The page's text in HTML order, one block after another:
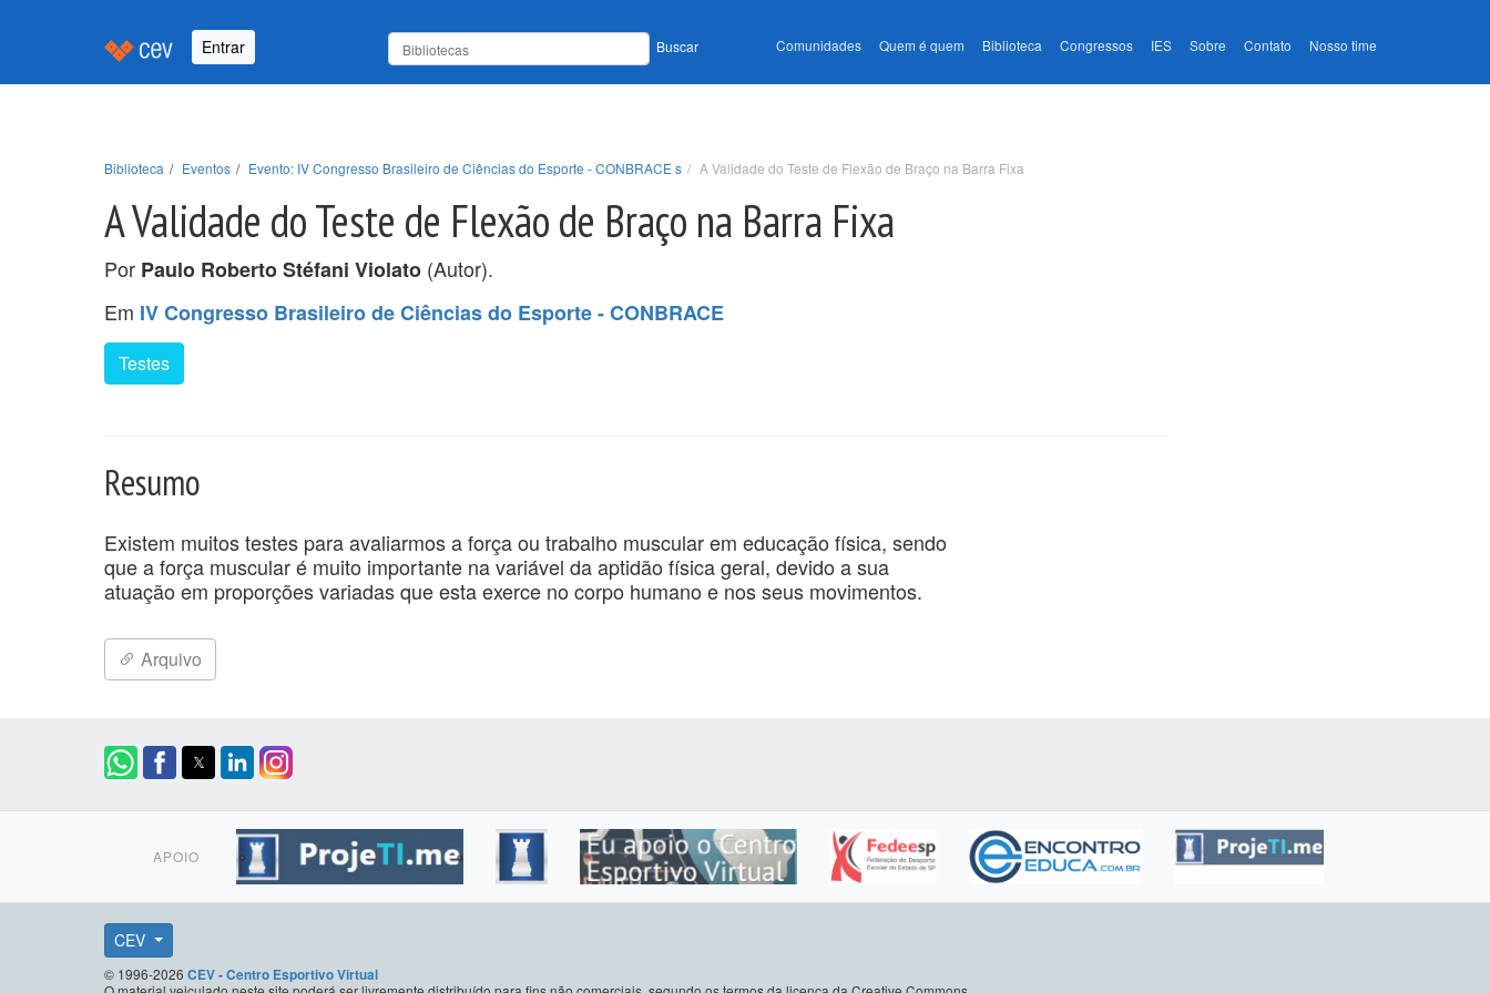
Entrar Buscar Comunidades Quem é quem Biblioteca Congressos IES Sobre Contato Nosso time
Biblioteca Eventos Evento: IV Congresso Brasileiro de Ciências do Esporte - CONBRACE s A Validade do Teste de Flexão de Braço na Barra Fixa
A Validade do Teste de Flexão de Braço na Barra Fixa
Por Paulo Roberto Stéfani Violato (Autor).
Em IV Congresso Brasileiro de Ciências do Esporte - CONBRACE
Testes
Resumo
Existem muitos testes para avaliarmos a força ou trabalho muscular em educação física, sendo
que a força muscular é muito importante na variável da aptidão física geral, devido a sua
atuação em proporções variadas que esta exerce no corpo humano e nos seus movimentos.
Arquivo
APOIO
CEV
© 1996-2026 CEV - Centro Esportivo Virtual